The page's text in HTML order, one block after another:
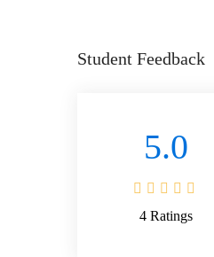
Student Feedback
5.0
4 Ratings